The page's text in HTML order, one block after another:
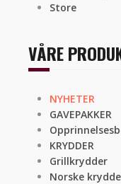
Store
VÅRE
NYHETER
GAVEPAKKER
KRYDDER
Grillkrydder
Norske